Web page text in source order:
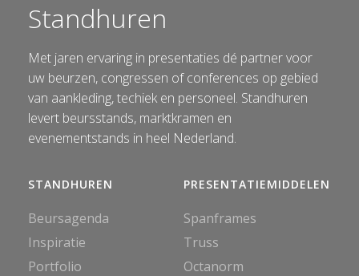
Standhuren
Met jaren ervaring in presentaties dé partner voor
uw beurzen, congressen of conferences op gebied
van aankleding, techiek en personeel. Standhuren
levert beursstands, marktkramen en
evenementstands in heel Nederland.
STANDHUREN
Beursagenda
Inspiratie
Portfolio
PRESENTATIEMIDDELEN
Spanframes
Truss
Octanorm